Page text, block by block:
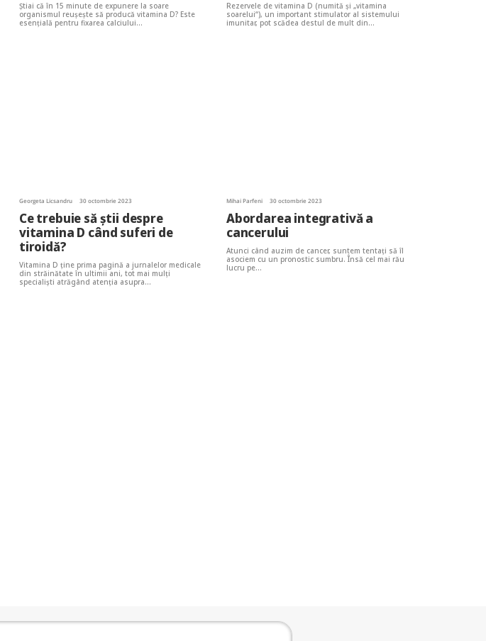
Ştiai că în 15 minute de expunere la soare
organismul reuşeşte să producă vitamina D? Este
esențială pentru fixarea calciului…
Rezervele de vitamina D (numită și „vitamina
soarelui“), un important stimulator al sistemului
imunitar, pot scădea destul de mult din…
Georgeta Licsandru 30 octombrie 2023
Ce trebuie să știi despre
vitamina D când suferi de
tiroidă?
Vitamina D ține prima pagină a jurnalelor medicale
din străinătate în ultimii ani, tot mai mulți
specialiști atrăgând atenția asupra…
Mihai Parfeni 30 octombrie 2023
Abordarea integrativă a
cancerului
Atunci când auzim de cancer, suntem tentați să îl
asociem cu un pronostic sumbru. Însă cel mai rău
lucru pe…